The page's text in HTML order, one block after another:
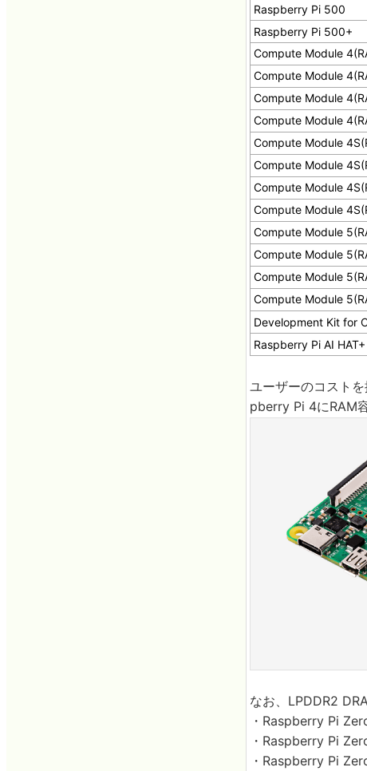
Raspberry Pi 500
Raspberry Pi 500+
Compute Module
Compute Module
Compute Module
Compute Module
Compute Module
Compute Module
Compute Module
Compute Module
Compute Module
Compute Module
Compute Module
Compute Module
Development Kit for
Raspberry Pi AI
ユーザーのコスト
pberry Pi 4にRAM
なお、LPDDR2
・Raspberry Pi
・Raspberry Pi
・Raspberry Pi